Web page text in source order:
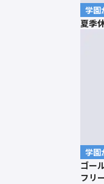
学園
夏季
学園
ゴー
フリ